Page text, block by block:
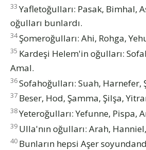
33 Yafletoğulları: Pasak, Bimhal,
oğulları bunlardı.
34 Şomeroğulları: Ahi, Rohga,
35 Kardeşi Helem'in oğulları:
Amal.
36Sofahoğulları: Suah, Harnefer,
37 Beser, Hod, Şamma, Şilşa,
38Yeteroğulları: Yefunne, Pispa,
39 Ulla'nın oğulları: Arah,
40 Bunların hepsi Aşer